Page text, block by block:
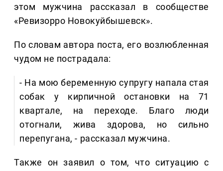
этом мужчина рассказал в сообществе
«Ревизорро Новокуйбышевск».
По словам автора поста, его возлюбленная
чудом не пострадала:
- На мою беременную супругу напала стая
собак у кирпичной остановки на 71
квартале, на переходе. Благо люди
отогнали, жива здорова, но сильно
перепугана, - рассказал мужчина.
Также он заявил о том, что ситуацию с